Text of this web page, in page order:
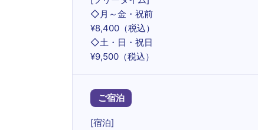
◇月～金・祝前
¥8,400（税込）
◇土・日・祝日
¥9,500（税込）
ご宿泊
[宿泊]